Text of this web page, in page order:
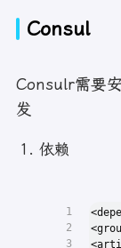
Consul
Consulr需要
发
依赖
1
2
3